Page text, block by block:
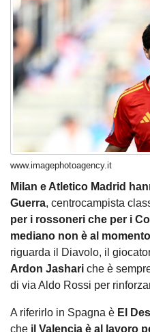
www.imagephotoagency.it
Milan e Atletico Madrid
Guerra, centrocampista
per i rossoneri che per i
mediano non è al
riguarda il Diavolo, il
Ardon Jashari che è
di via Aldo Rossi per
A riferirlo in Spagna è El
che il Valencia è al lavoro